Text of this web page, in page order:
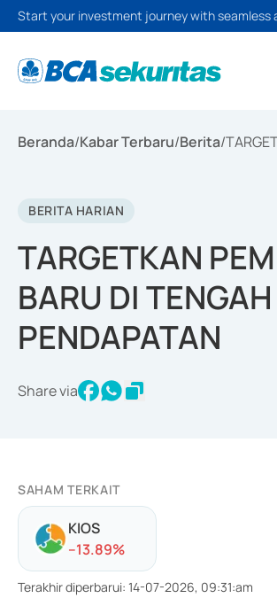
Start your investment journey with
Beranda/Kabar Terbaru/Berita/
BERITA HARIAN
TARGETKAN
BARU DI
PENDAPATAN
Share via
SAHAM TERKAIT
KIOS
--13.89%
Terakhir diperbarui: 14-07-2026, 09:31:am